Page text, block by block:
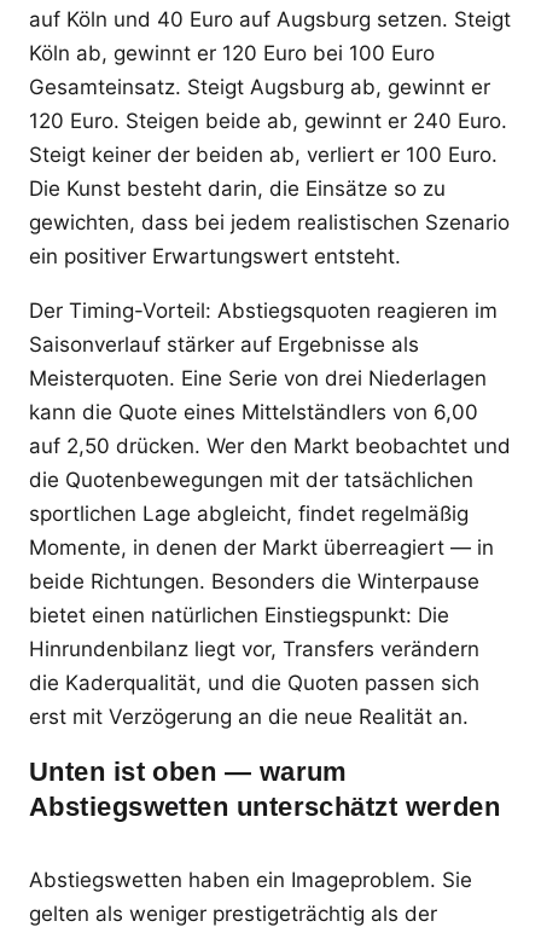
auf Köln und 40 Euro auf Augsburg setzen. Steigt
Köln ab, gewinnt er 120 Euro bei 100 Euro
Gesamteinsatz. Steigt Augsburg ab, gewinnt er
120 Euro. Steigen beide ab, gewinnt er 240 Euro.
Steigt keiner der beiden ab, verliert er 100 Euro.
Die Kunst besteht darin, die Einsätze so zu
gewichten, dass bei jedem realistischen Szenario
ein positiver Erwartungswert entsteht.
Der Timing-Vorteil: Abstiegsquoten reagieren im
Saisonverlauf stärker auf Ergebnisse als
Meisterquoten. Eine Serie von drei Niederlagen
kann die Quote eines Mittelständlers von 6,00
auf 2,50 drücken. Wer den Markt beobachtet und
die Quotenbewegungen mit der tatsächlichen
sportlichen Lage abgleicht, findet regelmäßig
Momente, in denen der Markt überreagiert — in
beide Richtungen. Besonders die Winterpause
bietet einen natürlichen Einstiegspunkt: Die
Hinrundenbilanz liegt vor, Transfers verändern
die Kaderqualität, und die Quoten passen sich
erst mit Verzögerung an die neue Realität an.
Unten ist oben — warum
Abstiegswetten unterschätzt werden
Abstiegswetten haben ein Imageproblem. Sie
gelten als weniger prestigeträchtig als der